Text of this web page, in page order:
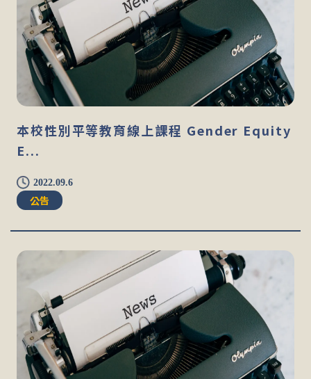
本校性別平等教育線上課程 Gender Equity
E...
2022.09.6
公告